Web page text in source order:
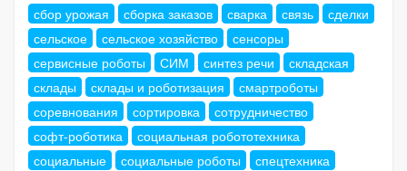
сбор урожая
сборка заказов сварка связь
сделки
сельское
сельское хозяйство
сенсоры
сервисные роботы
СИМ синтез речи
складская
склады
склады и роботизация
смартроботы
соревнования
сортировка
сотрудничество
софт-роботика
социальная робототехника
социальные
социальные роботы
спецтехника